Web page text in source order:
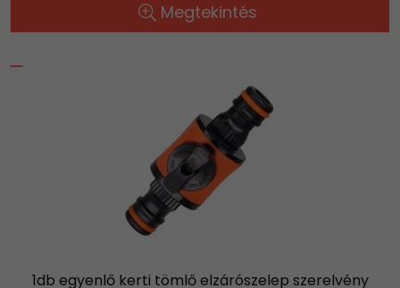
Megtekintés
1db egyenlő kerti tömlő elzárószelep szerelvény